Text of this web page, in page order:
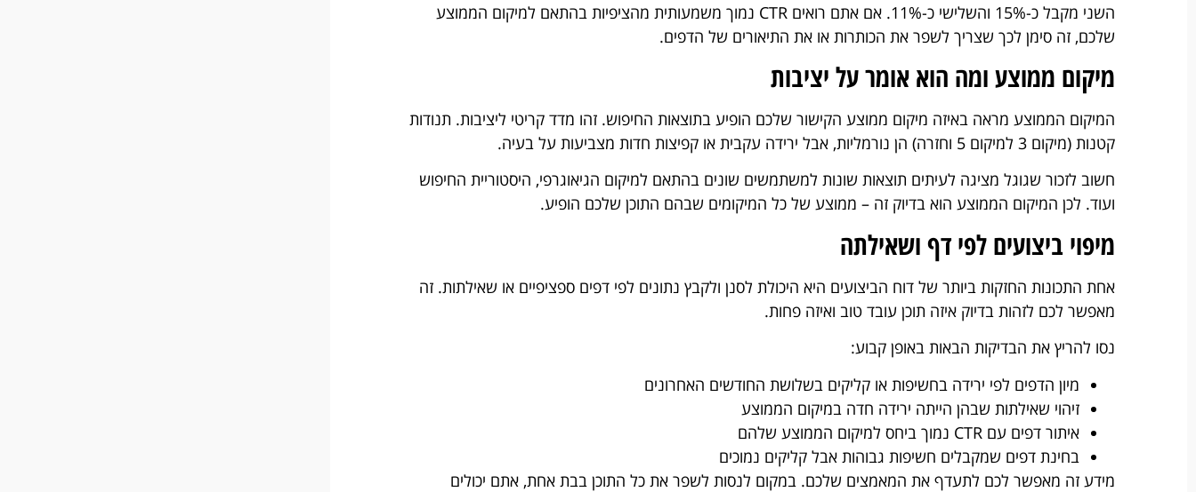
השני מקבל כ-15% והשלישי כ-11%. אם אתם רואים CTR נמוך משמעותית מהציפיות בהתאם למיקום הממוצע
שלכם, זה סימן לכך שצריך לשפר את הכותרות או את התיאורים של הדפים.
מיקום ממוצע ומה הוא אומר על יציבות
המיקום הממוצע מראה באיזה מיקום ממוצע הקישור שלכם הופיע בתוצאות החיפוש. זהו מדד קריטי ליציבות. תנודות
קטנות (מיקום 3 למיקום 5 וחזרה) הן נורמליות, אבל ירידה עקבית או קפיצות חדות מצביעות על בעיה.
חשוב לזכור שגוגל מציגה לעיתים תוצאות שונות למשתמשים שונים בהתאם למיקום הגיאוגרפי, היסטוריית החיפוש
ועוד. לכן המיקום הממוצע הוא בדיוק זה – ממוצע של כל המיקומים שבהם התוכן שלכם הופיע.
מיפוי ביצועים לפי דף ושאילתה
אחת התכונות החזקות ביותר של דוח הביצועים היא היכולת לסנן ולקבץ נתונים לפי דפים ספציפיים או שאילתות. זה
מאפשר לכם לזהות בדיוק איזה תוכן עובד טוב ואיזה פחות.
נסו להריץ את הבדיקות הבאות באופן קבוע:
מיון הדפים לפי ירידה בחשיפות או קליקים בשלושת החודשים האחרונים
זיהוי שאילתות שבהן הייתה ירידה חדה במיקום הממוצע
איתור דפים עם CTR נמוך ביחס למיקום הממוצע שלהם
בחינת דפים שמקבלים חשיפות גבוהות אבל קליקים נמוכים
מידע זה מאפשר לכם לתעדף את המאמצים שלכם. במקום לנסות לשפר את כל התוכן בבת אחת, אתם יכולים